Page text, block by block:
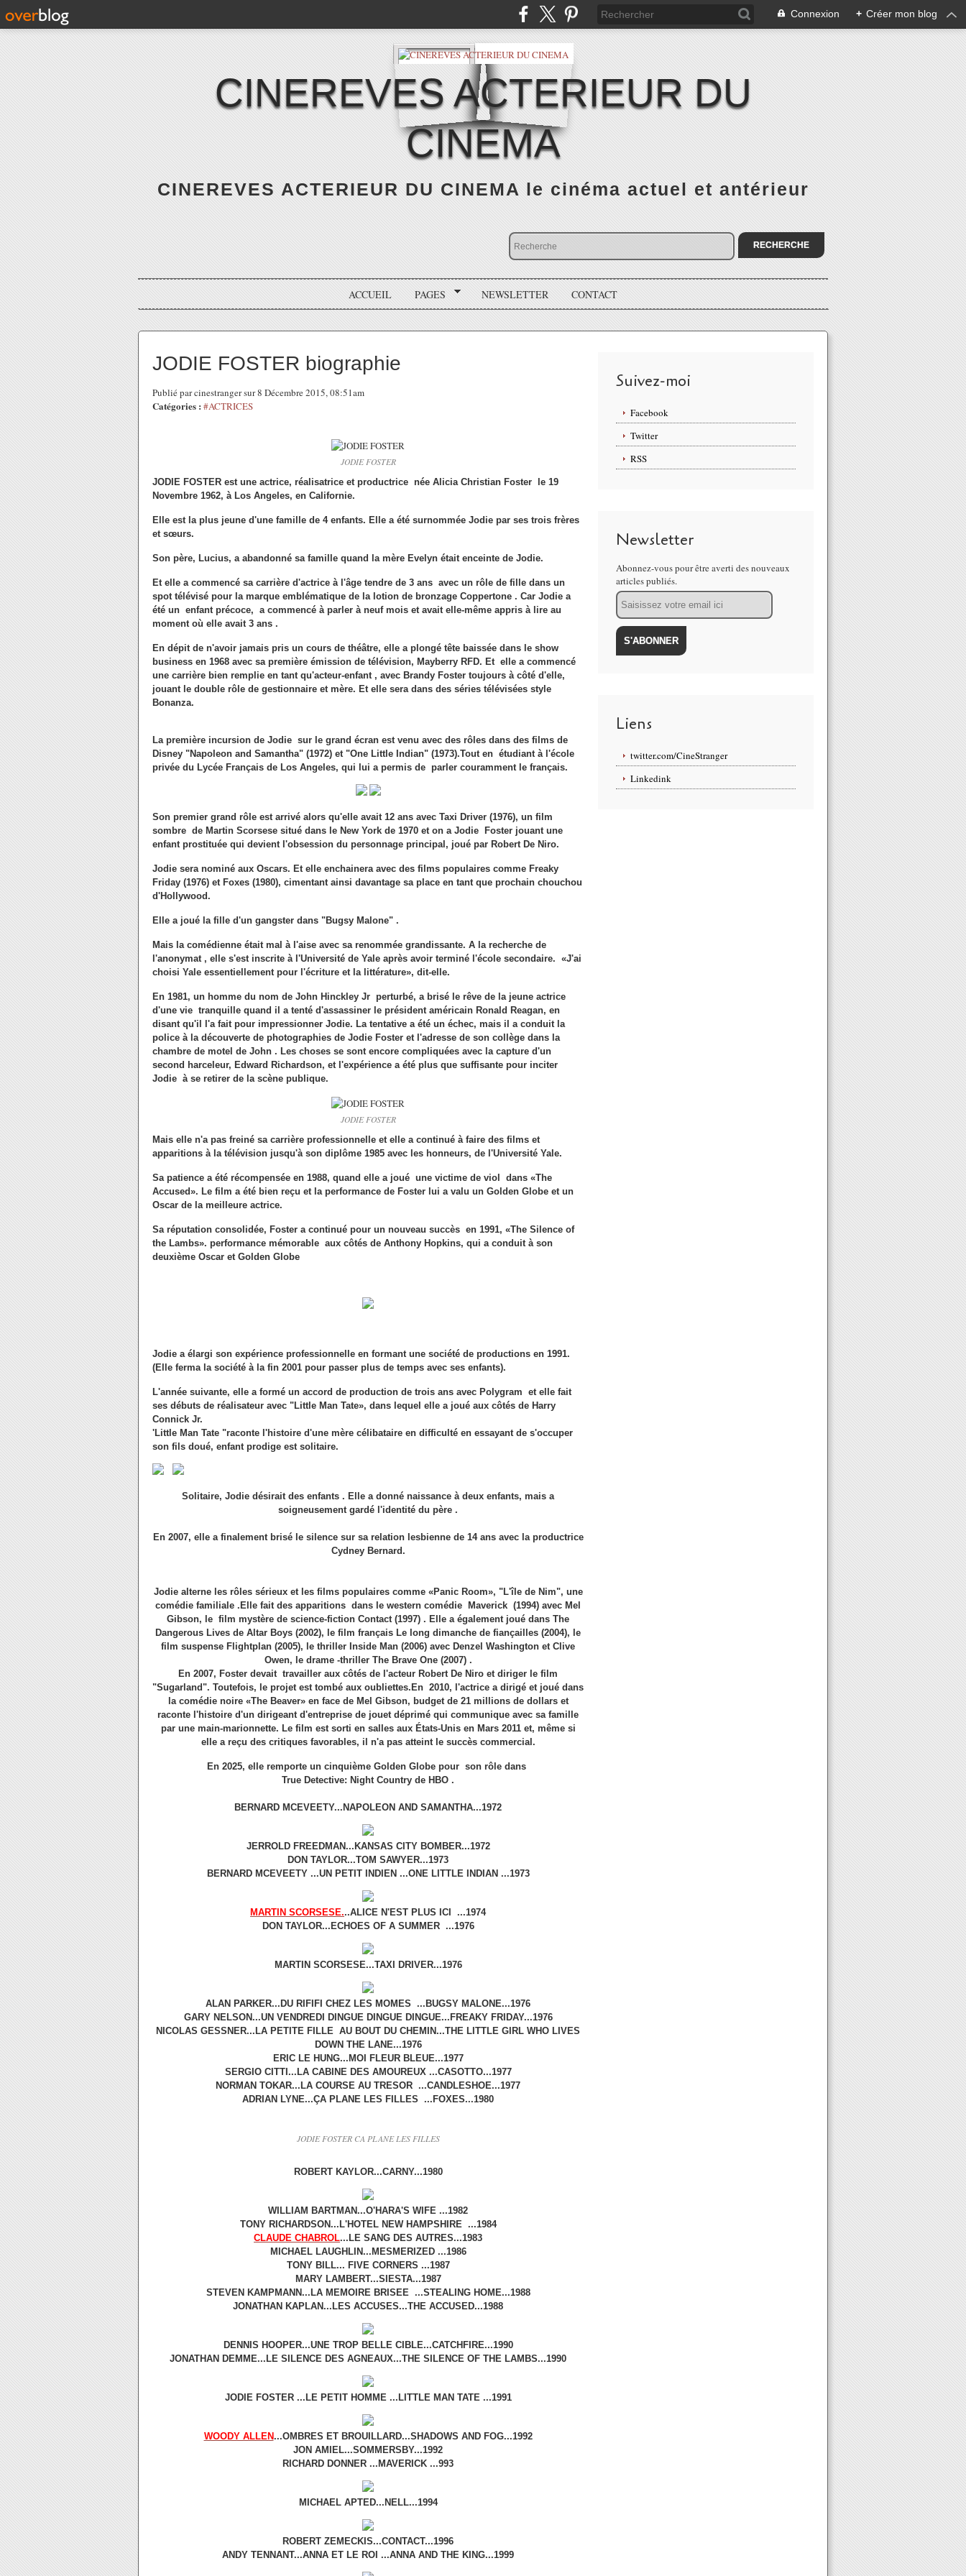
Connexion + Créer mon blog
CINEREVES ACTERIEUR DU
CINEMA
CINEREVES ACTERIEUR DU CINEMA le cinéma actuel et antérieur
ACCUEIL PAGES NEWSLETTER CONTACT
JODIE FOSTER biographie
Publié par cinestranger sur 8 Décembre 2015, 08:51am
Catégories : #ACTRICES
JODIE FOSTER
JODIE FOSTER est une actrice, réalisatrice et productrice née Alicia Christian Foster le 19
Novembre 1962, à Los Angeles, en Californie.
Elle est la plus jeune d'une famille de 4 enfants. Elle a été surnommée Jodie par ses trois frères
et sœurs.
Son père, Lucius, a abandonné sa famille quand la mère Evelyn était enceinte de Jodie.
Et elle a commencé sa carrière d'actrice à l'âge tendre de 3 ans avec un rôle de fille dans un
spot télévisé pour la marque emblématique de la lotion de bronzage Coppertone . Car Jodie a
été un enfant précoce, a commencé à parler à neuf mois et avait elle-même appris à lire au
moment où elle avait 3 ans .
En dépit de n'avoir jamais pris un cours de théâtre, elle a plongé tête baissée dans le show
business en 1968 avec sa première émission de télévision, Mayberry RFD. Et elle a commencé
une carrière bien remplie en tant qu'acteur-enfant , avec Brandy Foster toujours à côté d'elle,
jouant le double rôle de gestionnaire et mère. Et elle sera dans des séries télévisées style
Bonanza.
La première incursion de Jodie sur le grand écran est venu avec des rôles dans des films de
Disney "Napoleon and Samantha" (1972) et "One Little Indian" (1973).Tout en étudiant à l'école
privée du Lycée Français de Los Angeles, qui lui a permis de parler couramment le français.
Son premier grand rôle est arrivé alors qu'elle avait 12 ans avec Taxi Driver (1976), un film
sombre de Martin Scorsese situé dans le New York de 1970 et on a Jodie Foster jouant une
enfant prostituée qui devient l'obsession du personnage principal, joué par Robert De Niro.
Jodie sera nominé aux Oscars. Et elle enchainera avec des films populaires comme Freaky
Friday (1976) et Foxes (1980), cimentant ainsi davantage sa place en tant que prochain chouchou
d'Hollywood.
Elle a joué la fille d'un gangster dans "Bugsy Malone" .
Mais la comédienne était mal à l'aise avec sa renommée grandissante. A la recherche de
l'anonymat , elle s'est inscrite à l'Université de Yale après avoir terminé l'école secondaire. «J'ai
choisi Yale essentiellement pour l'écriture et la littérature», dit-elle.
En 1981, un homme du nom de John Hinckley Jr perturbé, a brisé le rêve de la jeune actrice
d'une vie tranquille quand il a tenté d'assassiner le président américain Ronald Reagan, en
disant qu'il l'a fait pour impressionner Jodie. La tentative a été un échec, mais il a conduit la
police à la découverte de photographies de Jodie Foster et l'adresse de son collège dans la
chambre de motel de John . Les choses se sont encore compliquées avec la capture d'un
second harceleur, Edward Richardson, et l'expérience a été plus que suffisante pour inciter
Jodie à se retirer de la scène publique.
JODIE FOSTER
Mais elle n'a pas freiné sa carrière professionnelle et elle a continué à faire des films et
apparitions à la télévision jusqu'à son diplôme 1985 avec les honneurs, de l'Université Yale.
Sa patience a été récompensée en 1988, quand elle a joué une victime de viol dans «The
Accused». Le film a été bien reçu et la performance de Foster lui a valu un Golden Globe et un
Oscar de la meilleure actrice.
Sa réputation consolidée, Foster a continué pour un nouveau succès en 1991, «The Silence of
the Lambs». performance mémorable aux côtés de Anthony Hopkins, qui a conduit à son
deuxième Oscar et Golden Globe
Jodie a élargi son expérience professionnelle en formant une société de productions en 1991.
(Elle ferma la société à la fin 2001 pour passer plus de temps avec ses enfants).
L'année suivante, elle a formé un accord de production de trois ans avec Polygram et elle fait
ses débuts de réalisateur avec "Little Man Tate», dans lequel elle a joué aux côtés de Harry
Connick Jr.
'Little Man Tate "raconte l'histoire d'une mère célibataire en difficulté en essayant de s'occuper
son fils doué, enfant prodige est solitaire.
Solitaire, Jodie désirait des enfants . Elle a donné naissance à deux enfants, mais a
soigneusement gardé l'identité du père .
En 2007, elle a finalement brisé le silence sur sa relation lesbienne de 14 ans avec la productrice
Cydney Bernard.
Jodie alterne les rôles sérieux et les films populaires comme «Panic Room», "L'île de Nim", une
comédie familiale . Elle fait des apparitions dans le western comédie Maverick (1994) avec Mel
Gibson, le film mystère de science-fiction Contact (1997) . Elle a également joué dans The
Dangerous Lives de Altar Boys (2002), le film français Le long dimanche de fiançailles (2004), le
film suspense Flightplan (2005), le thriller Inside Man (2006) avec Denzel Washington et Clive
Owen, le drame -thriller The Brave One (2007) .
En 2007, Foster devait travailler aux côtés de l'acteur Robert De Niro et diriger le film
"Sugarland". Toutefois, le projet est tombé aux oubliettes.En 2010, l'actrice a dirigé et joué dans
la comédie noire «The Beaver» en face de Mel Gibson, budget de 21 millions de dollars et
raconte l'histoire d'un dirigeant d'entreprise de jouet déprimé qui communique avec sa famille
par une main-marionnette. Le film est sorti en salles aux États-Unis en Mars 2011 et, même si
elle a reçu des critiques favorables, il n'a pas atteint le succès commercial.
En 2025, elle remporte un cinquième Golden Globe pour son rôle dans
True Detective: Night Country de HBO .
BERNARD MCEVEETY...NAPOLEON AND SAMANTHA...1972
JERROLD FREEDMAN...KANSAS CITY BOMBER...1972
DON TAYLOR...TOM SAWYER...1973
BERNARD MCEVEETY ...UN PETIT INDIEN ...ONE LITTLE INDIAN ...1973
MARTIN SCORSESE...ALICE N'EST PLUS ICI ...1974
DON TAYLOR...ECHOES OF A SUMMER ...1976
MARTIN SCORSESE...TAXI DRIVER...1976
ALAN PARKER...DU RIFIFI CHEZ LES MOMES ...BUGSY MALONE...1976
GARY NELSON...UN VENDREDI DINGUE DINGUE DINGUE...FREAKY FRIDAY...1976
NICOLAS GESSNER...LA PETITE FILLE AU BOUT DU CHEMIN...THE LITTLE GIRL WHO LIVES
DOWN THE LANE...1976
ERIC LE HUNG...MOI FLEUR BLEUE...1977
SERGIO CITTI...LA CABINE DES AMOUREUX ...CASOTTO...1977
NORMAN TOKAR...LA COURSE AU TRESOR ...CANDLESHOE...1977
ADRIAN LYNE...ÇA PLANE LES FILLES ...FOXES...1980
JODIE FOSTER CA PLANE LES FILLES
ROBERT KAYLOR...CARNY...1980
WILLIAM BARTMAN...O'HARA'S WIFE ...1982
TONY RICHARDSON...L'HOTEL NEW HAMPSHIRE ...1984
CLAUDE CHABROL...LE SANG DES AUTRES...1983
MICHAEL LAUGHLIN...MESMERIZED ...1986
TONY BILL... FIVE CORNERS ...1987
MARY LAMBERT...SIESTA...1987
STEVEN KAMPMANN...LA MEMOIRE BRISEE ...STEALING HOME...1988
JONATHAN KAPLAN...LES ACCUSES...THE ACCUSED...1988
DENNIS HOOPER...UNE TROP BELLE CIBLE...CATCHFIRE...1990
JONATHAN DEMME...LE SILENCE DES AGNEAUX...THE SILENCE OF THE LAMBS...1990
JODIE FOSTER ...LE PETIT HOMME ...LITTLE MAN TATE ...1991
WOODY ALLEN...OMBRES ET BROUILLARD...SHADOWS AND FOG...1992
JON AMIEL...SOMMERSBY...1992
RICHARD DONNER ...MAVERICK ...993
MICHAEL APTED...NELL...1994
ROBERT ZEMECKIS...CONTACT...1996
ANDY TENNANT...ANNA ET LE ROI ...ANNA AND THE KING...1999
Suivez-moi
Facebook
Twitter
RSS
Newsletter
Abonnez-vous pour être averti des nouveaux
articles publiés.
Email
Liens
twitter.com/CineStranger
Linkedink